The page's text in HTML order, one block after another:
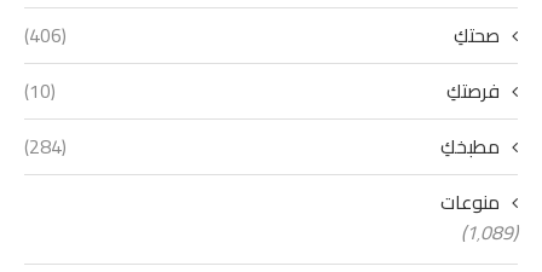
صحتكِ
(406)
فرصتكِ
(10)
مطبخكِ
(284)
منوعات
(1٬089)